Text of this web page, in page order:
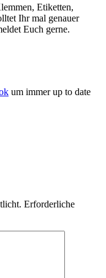
Etiketten,
Ihr mal genauer
Euch gerne.
um immer up to date
Erforderliche